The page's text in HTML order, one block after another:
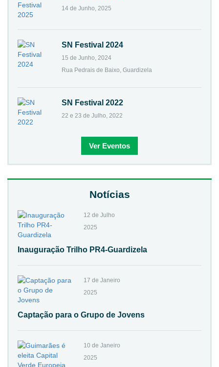
14 de Junho, 2025
SN Festival 2024
15 de Junho, 2024
Rua Pedrais de Baixo, Guardizela
SN Festival 2022
22 e 23 de Julho, 2022
Ver Eventos
Notícias
12 de Julho
2025
Inauguração Trilho PR4-Guardizela
17 de Janeiro
2025
Captação para o Grupo de Jovens
10 de Janeiro
2025